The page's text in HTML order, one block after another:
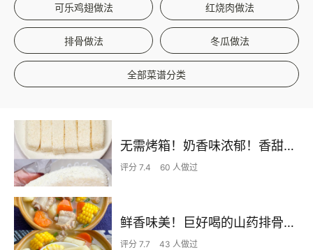
可乐鸡翅做法 红烧肉做法
排骨做法 冬瓜做法
全部菜谱分类
无需烤箱！奶香味浓郁！香甜嫩滑的椰蓉奶糕
评分 7.4 60 人做过
鲜香味美！巨好喝的山药排骨汤！！
评分 7.7 43 人做过